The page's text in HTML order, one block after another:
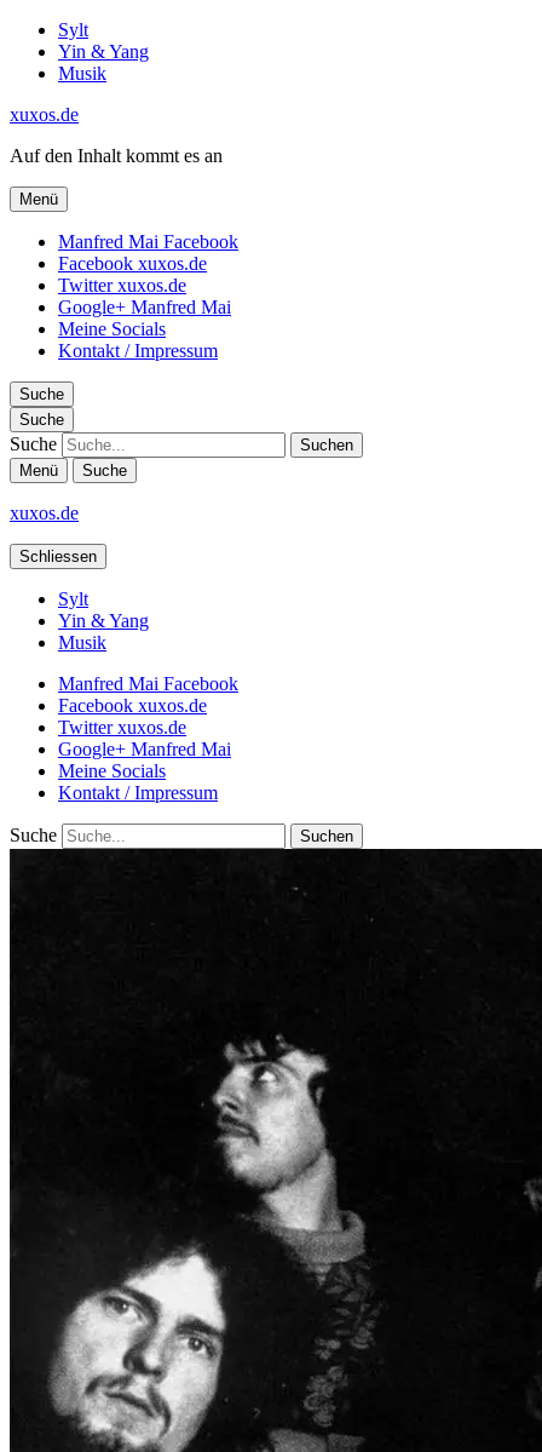
Sylt
Yin & Yang
Musik
xuxos.de
Auf den Inhalt kommt es an
Menü
Manfred Mai Facebook
Facebook xuxos.de
Twitter xuxos.de
Google+ Manfred Mai
Meine Socials
Kontakt / Impressum
Suche
Suche
Suche
Menü Suche
xuxos.de
Schliessen
Sylt
Yin & Yang
Musik
Manfred Mai Facebook
Facebook xuxos.de
Twitter xuxos.de
Google+ Manfred Mai
Meine Socials
Kontakt / Impressum
Suche